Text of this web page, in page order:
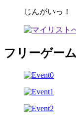
じんがいっ！
フリーゲー